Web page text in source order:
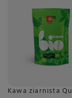
Kawa ziarnista